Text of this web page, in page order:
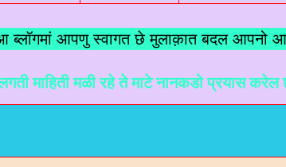
आपणु स्वागत छे मुलाक़ात बदल आपनो आभार "
मळी रहे ते माटे नानकडो प्रयास करेल छे.